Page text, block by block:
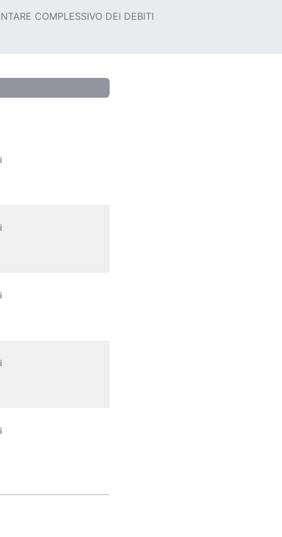
COMPLESSIVO DEI DEBITI